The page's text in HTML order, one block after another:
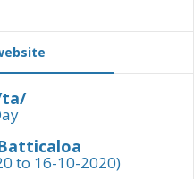
ta/
to 16-10-2020)